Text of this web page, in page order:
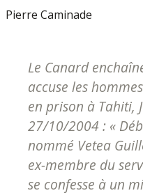
Pierre Caminade
Le Canard
accuse les
en prison à Tahiti,
27/10/2004 : «
nommé Vetea
ex-membre du
se confesse à un